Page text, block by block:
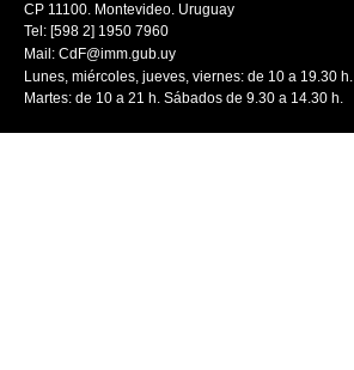
CP 11100. Montevideo. Uruguay
Tel: [598 2] 1950 7960
Mail: CdF@imm.gub.uy
Lunes, miércoles, jueves, viernes: de 10 a 19.30 h.
Martes: de 10 a 21 h. Sábados de 9.30 a 14.30 h.